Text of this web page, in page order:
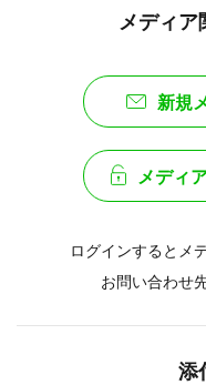
メディア
新規
メディ
ログインするとメ
お問い合わせ
添